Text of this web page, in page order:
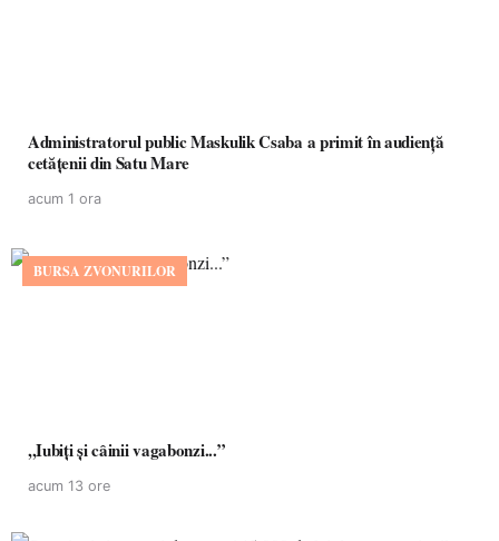
Administratorul public Maskulik Csaba a primit în audiență
cetățenii din Satu Mare
acum 1 ora
BURSA ZVONURILOR
,,Iubiți și câinii vagabonzi...”
acum 13 ore